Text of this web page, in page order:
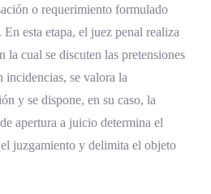
o requerimiento formulado
esta etapa, el juez penal realiza
la cual se discuten las pretensiones
incidencias, se valora la
y se dispone, en su caso, la
apertura a juicio determina el
juzgamiento y delimita el objeto